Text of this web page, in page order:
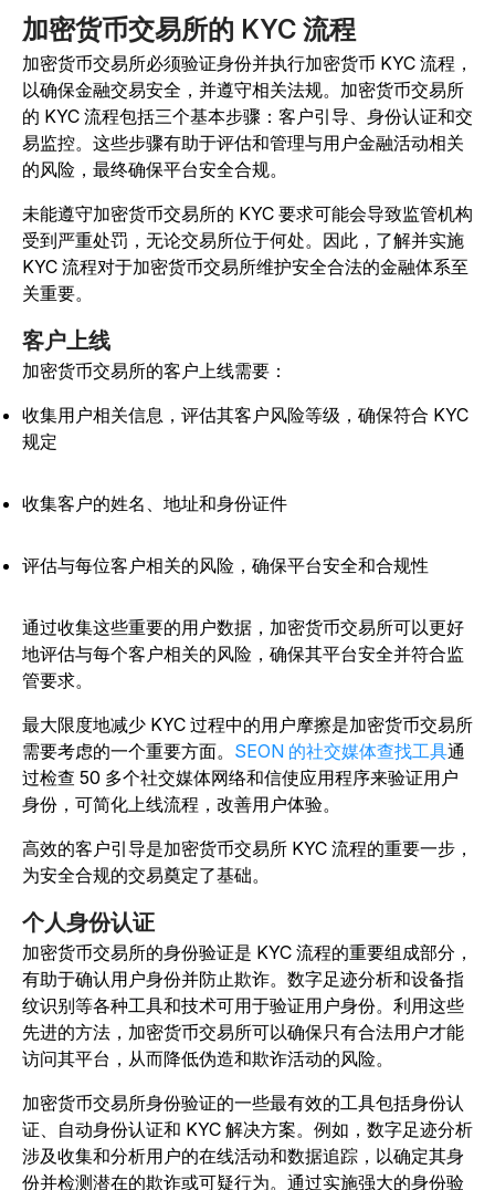
加密货币交易所的 KYC 流程
加密货币交易所必须验证身份并执行加密货币 KYC 流程，
以确保金融交易安全，并遵守相关法规。加密货币交易所
的 KYC 流程包括三个基本步骤：客户引导、身份认证和交
易监控。这些步骤有助于评估和管理与用户金融活动相关
的风险，最终确保平台安全合规。
未能遵守加密货币交易所的 KYC 要求可能会导致监管机构
受到严重处罚，无论交易所位于何处。因此，了解并实施
KYC 流程对于加密货币交易所维护安全合法的金融体系至
关重要。
客户上线
加密货币交易所的客户上线需要：
收集用户相关信息，评估其客户风险等级，确保符合 KYC
规定
收集客户的姓名、地址和身份证件
评估与每位客户相关的风险，确保平台安全和合规性
通过收集这些重要的用户数据，加密货币交易所可以更好
地评估与每个客户相关的风险，确保其平台安全并符合监
管要求。
最大限度地减少 KYC 过程中的用户摩擦是加密货币交易所
需要考虑的一个重要方面。 SEON 的社交媒体查找工具通
过检查 50 多个社交媒体网络和信使应用程序来验证用户
身份，可简化上线流程，改善用户体验。
高效的客户引导是加密货币交易所 KYC 流程的重要一步，
为安全合规的交易奠定了基础。
个人身份认证
加密货币交易所的身份验证是 KYC 流程的重要组成部分，
有助于确认用户身份并防止欺诈。数字足迹分析和设备指
纹识别等各种工具和技术可用于验证用户身份。利用这些
先进的方法，加密货币交易所可以确保只有合法用户才能
访问其平台，从而降低伪造和欺诈活动的风险。
加密货币交易所身份验证的一些最有效的工具包括身份认
证、自动身份认证和 KYC 解决方案。例如，数字足迹分析
涉及收集和分析用户的在线活动和数据追踪，以确定其身
份并检测潜在的欺诈或可疑行为。通过实施强大的身份验